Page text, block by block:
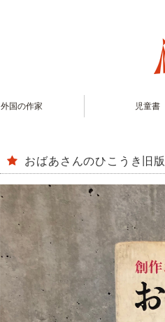
外国の作家 児童書
おばあさんのひこうき旧版